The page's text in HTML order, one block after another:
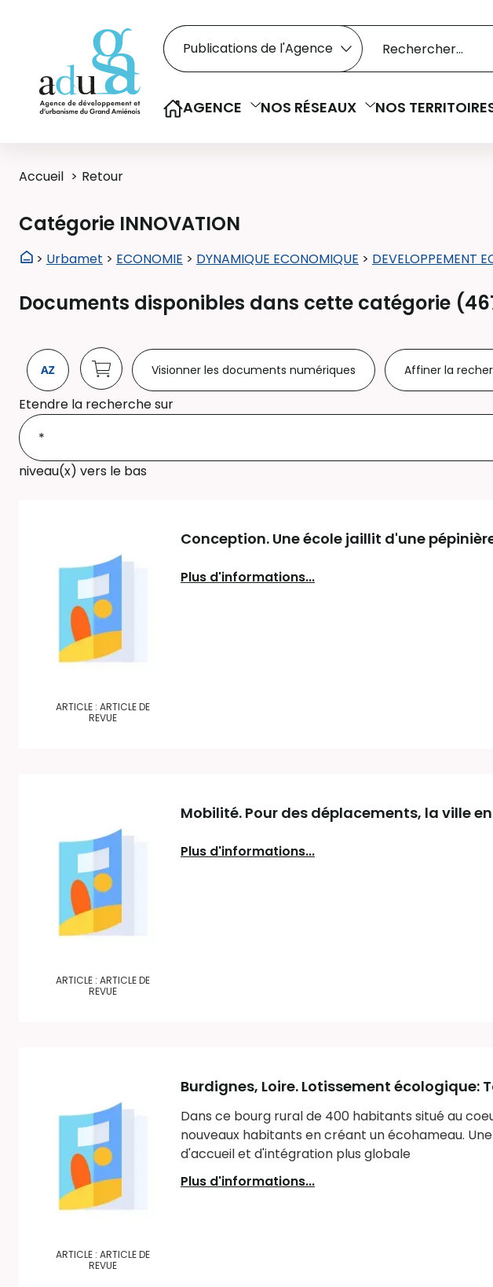
Rechercher dans le catalogue
Recherche
Sélectionner le type de la recherche
AGENCE NOS RÉSEAUX NOS
Accueil Retour
Catégorie INNOVATION
> Urbamet > ECONOMIE > DYNAMIQUE ECONOMIQUE > DEVELOPPEMENT
Documents disponibles dans cette catégorie (
Visionner les documents numériques Affiner la
Etendre la recherche sur
niveau(x) vers le bas
ARTICLE : ARTICLE DE
REVUE
Conception. Une école jaillit d'une
Plus d'informations...
ARTICLE : ARTICLE DE
REVUE
Mobilité. Pour des déplacements, la ville
Plus d'informations...
ARTICLE : ARTICLE DE
REVUE
Burdignes, Loire. Lotissement écologique:
Dans ce bourg rural de 400 habitants situé au
nouveaux habitants en créant un écohameau.
d'accueil et d'intégration plus globale
Plus d'informations...